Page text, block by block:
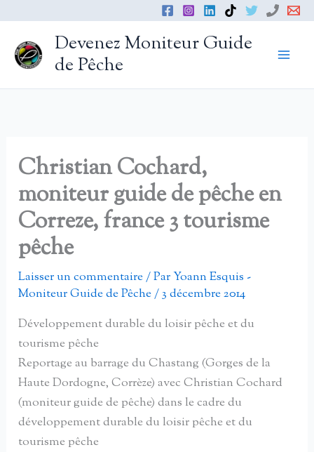
contenu
Devenez Moniteur Guide
de Pêche
Christian Cochard,
moniteur guide de pêche en
Correze, france 3 tourisme
pêche
Laisser un commentaire/ ParYoann Esquis -
Moniteur Guide de Pêche/3 décembre 2014
Développement durable du loisir pêche et du
tourisme pêche
Reportage au barrage du Chastang (Gorges de la
Haute Dordogne, Corrèze) avec Christian Cochard
(moniteur guide de pêche) dans le cadre du
développement durable du loisir pêche et du
tourisme pêche